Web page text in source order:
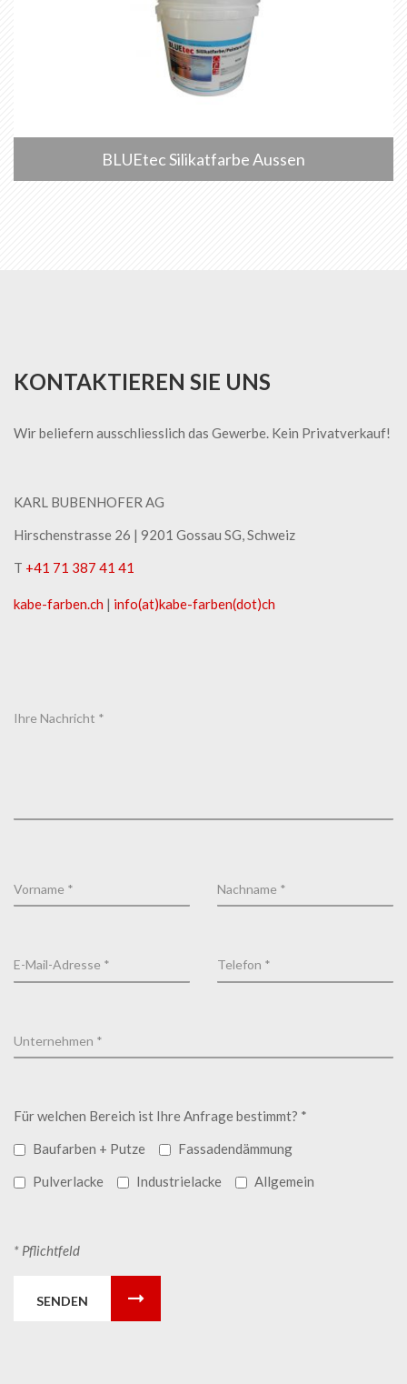
BLUEtec Silikatfarbe Aussen
KONTAKTIEREN SIE UNS
Wir beliefern ausschliesslich das Gewerbe. Kein Privatverkauf!
KARL BUBENHOFER AG
Hirschenstrasse 26 | ​9201 Gossau SG, Schweiz
T +41 71 387 41 41
kabe-​farben.ch | info(at)kabe-​farben(dot)ch
Für welchen Bereich ist Ihre Anfrage bestimmt? *
Baufarben + Putze
Fassadendämmung
Pulverlacke
Industrielacke Allgemein
* Pflichtfeld
SENDEN